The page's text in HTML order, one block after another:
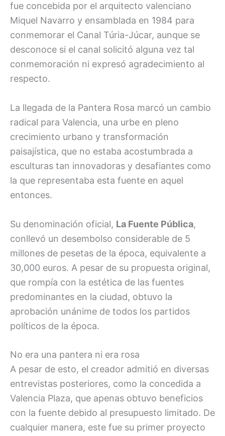
fue concebida por el arquitecto valenciano
Miquel Navarro y ensamblada en 1984 para
conmemorar el Canal Túria-Júcar, aunque se
desconoce si el canal solicitó alguna vez tal
conmemoración ni expresó agradecimiento al
respecto.
La llegada de la Pantera Rosa marcó un cambio
radical para Valencia, una urbe en pleno
crecimiento urbano y transformación
paisajística, que no estaba acostumbrada a
esculturas tan innovadoras y desafiantes como
la que representaba esta fuente en aquel
entonces.
Su denominación oficial, La Fuente Pública,
conllevó un desembolso considerable de 5
millones de pesetas de la época, equivalente a
30,000 euros. A pesar de su propuesta original,
que rompía con la estética de las fuentes
predominantes en la ciudad, obtuvo la
aprobación unánime de todos los partidos
políticos de la época.
No era una pantera ni era rosa
A pesar de esto, el creador admitió en diversas
entrevistas posteriores, como la concedida a
Valencia Plaza, que apenas obtuvo beneficios
con la fuente debido al presupuesto limitado. De
cualquier manera, este fue su primer proyecto